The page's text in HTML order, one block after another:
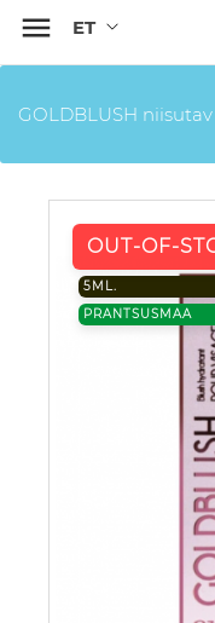

GOLDBLUSH
OUT-OF-
5ML.
PRANTSUSMAA